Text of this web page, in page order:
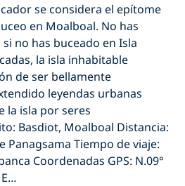
se considera el epítome
en Moalboal. No has
no has buceado en Isla
la isla inhabitable
de ser bellamente
leyendas urbanas
la isla por seres
Basdiot, Moalboal Distancia:
Panagsama Tiempo de viaje:
Coordenadas GPS: N.09°
E…